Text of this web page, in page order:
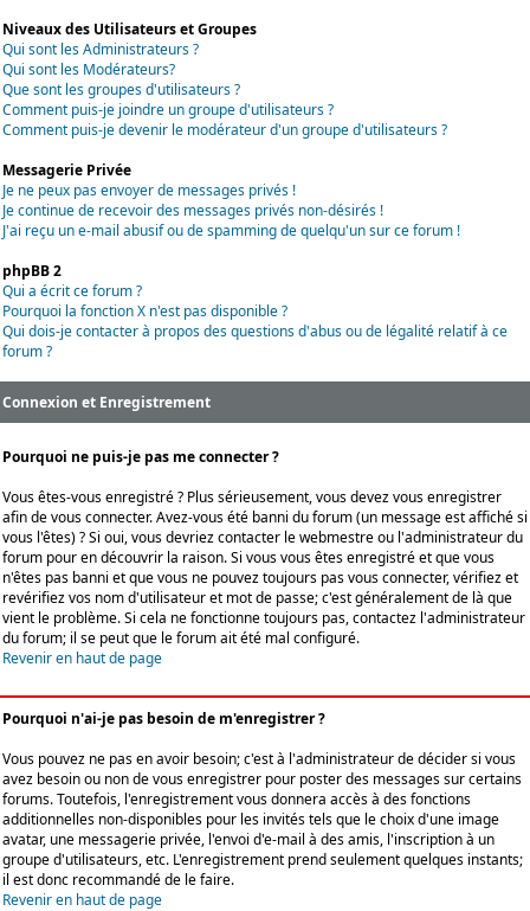
Niveaux des Utilisateurs et Groupes
Qui sont les Administrateurs ?
Qui sont les Modérateurs?
Que sont les groupes d'utilisateurs ?
Comment puis-je joindre un groupe d'utilisateurs ?
Comment puis-je devenir le modérateur d'un groupe d'utilisateurs ?
Messagerie Privée
Je ne peux pas envoyer de messages privés !
Je continue de recevoir des messages privés non-désirés !
J'ai reçu un e-mail abusif ou de spamming de quelqu'un sur ce forum !
phpBB 2
Qui a écrit ce forum ?
Pourquoi la fonction X n'est pas disponible ?
Qui dois-je contacter à propos des questions d'abus ou de légalité relatif à ce
forum ?
Connexion et Enregistrement
Pourquoi ne puis-je pas me connecter ?
Vous êtes-vous enregistré ? Plus sérieusement, vous devez vous enregistrer
afin de vous connecter. Avez-vous été banni du forum (un message est affiché si
vous l'êtes) ? Si oui, vous devriez contacter le webmestre ou l'administrateur du
forum pour en découvrir la raison. Si vous vous êtes enregistré et que vous
n'êtes pas banni et que vous ne pouvez toujours pas vous connecter, vérifiez et
revérifiez vos nom d'utilisateur et mot de passe; c'est généralement de là que
vient le problème. Si cela ne fonctionne toujours pas, contactez l'administrateur
du forum; il se peut que le forum ait été mal configuré.
Revenir en haut de page
Pourquoi n'ai-je pas besoin de m'enregistrer ?
Vous pouvez ne pas en avoir besoin; c'est à l'administrateur de décider si vous
avez besoin ou non de vous enregistrer pour poster des messages sur certains
forums. Toutefois, l'enregistrement vous donnera accès à des fonctions
additionnelles non-disponibles pour les invités tels que le choix d'une image
avatar, une messagerie privée, l'envoi d'e-mail à des amis, l'inscription à un
groupe d'utilisateurs, etc. L'enregistrement prend seulement quelques instants;
il est donc recommandé de le faire.
Revenir en haut de page